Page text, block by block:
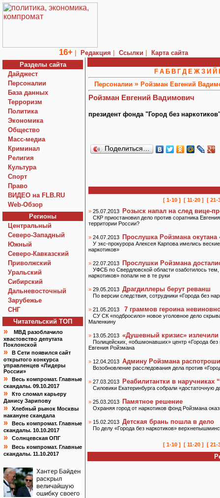
16+ | Редакция | Ссылки |
Карта сайта
Разделы сайта
Дайджест
Персоналии
База данных
Терроризм
Политика
Экономика
Общество
Macc-медиа
Криминал
Религия
Культура
Спорт
Право
ВИДЕО на FLB.RU
Web-Обзор
Регионы
Центральный
Северо-Западный
Южный
Северо-Кавказский
Приволжский
Уральский
Сибирский
Дальневосточный
Зарубежье
СНГ
Читательский TOП
»
МВД разоблачило
хвастовство депутата
Поклонской
»
В Сети появился сайт
открытого конкурса
управленцев «Лидеры
России»
»
Весь компромат. Главные
скандалы. 09.10.2017
»
Кто сломал карьеру
Данису Зарипову
»
Хлебный рынок Москвы
накануне скандала
»
Весь компромат. Главные
скандалы. 10.10.2017
» Солнцевская ОПГ
»
Весь компромат. Главные
скандалы. 11.10.2017
Хантер Байден
раскрыл
величайшую
ошибку своего
F А Б В Г Д Е Ж З И Й
Персоналии » Ройзман Евгений
Ройзман Евгений Вадимович
президент фонда "Город без
Поделиться…
[ 1-10 ] [ 11-20 ] [ 21-
» 25.07.2013 Розыск напал на след вице-
СКР приостановил дело против соратника
территории России?
» 24.07.2013 Прослушка Ройзмана окутана
У экс-прокурора Алексея Карпова имелись
наркотиков»
» 22.07.2013 Прослушки Ройзмана
УФСБ по Свердловской области озаботилось
наркотиков» попали не в те руки
» 29.05.2013 Драгдиллеры берут реванш
По версии следствия, сотрудники «Города без
» 21.05.2013 7 граммов героина
СУ СК «подбросило» новое уголовное дело
Маленкину
» 13.05.2013 «Душевный кризис»
Полицейских, «обшмонавших» центр «Города без
Евгения Ройзмана
» 12.04.2013 Админу Ройзмана
Возобновление расследования дела против
» 27.03.2013 Реабилитантки в
Силовики Екатеринбурга собрали «достаточную
» 25.03.2013 Памятное решение
Охраняя город от наркотиков фонд Ройзмана
» 15.02.2013 Детская брань пошла в дело
По делу «Города без наркотиков»
[ 1-10 ] [ 11-20 ] [ 21-